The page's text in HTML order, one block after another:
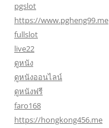
pgslot
https://www.pgheng99.me
fullslot
live22
ดูหนัง
ดูหนังออนไลน์
ดูหนังฟรี
faro168
https://hongkong456.me